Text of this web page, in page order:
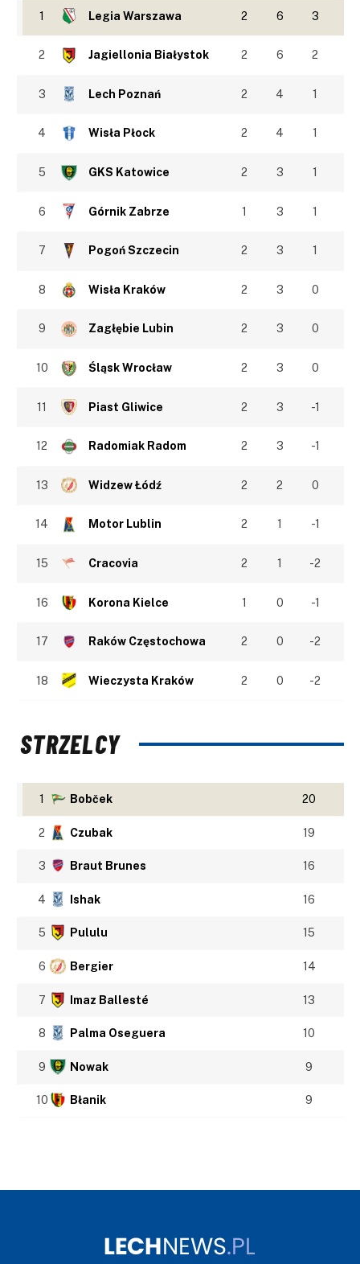
1 Legia Warszawa 2 6 3
2 Jagiellonia Białystok 2 6 2
3 Lech Poznań 2 4 1
4 Wisła Płock 2 4 1
5 GKS Katowice 2 3 1
6 Górnik Zabrze 1 3 1
7 Pogoń Szczecin 2 3 1
8 Wisła Kraków 2 3 0
9 Zagłębie Lubin 2 3 0
10 Śląsk Wrocław 2 3 0
11 Piast Gliwice 2 3 -1
12 Radomiak Radom 2 3 -1
13 Widzew Łódź 2 2 0
14 Motor Lublin 2 1 -1
15 Cracovia 2 1 -2
16 Korona Kielce 1 0 -1
17 Raków Częstochowa 2 0 -2
18 Wieczysta Kraków 2 0 -2
STRZELCY
1 Bobček 20
2 Czubak 19
3 Braut Brunes 16
4 Ishak 16
5 Pululu 15
6 Bergier 14
7 Imaz Ballesté 13
8 Palma Oseguera 10
9 Nowak 9
10 Błanik 9